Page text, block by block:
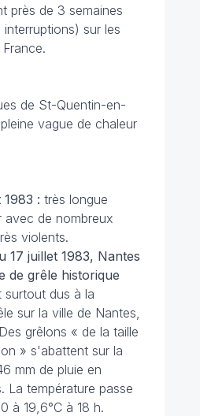
près de 3 semaines
sur les
de St-Quentin-en-
vague de chaleur
1983 : très longue
avec de nombreux
violents.
17 juillet 1983, Nantes
de grêle historique
surtout dus à la
sur la ville de Nantes,
Des grêlons « de la taille
» s'abattent sur la
mm de pluie en
La température passe
à 19,6°C à 18 h.